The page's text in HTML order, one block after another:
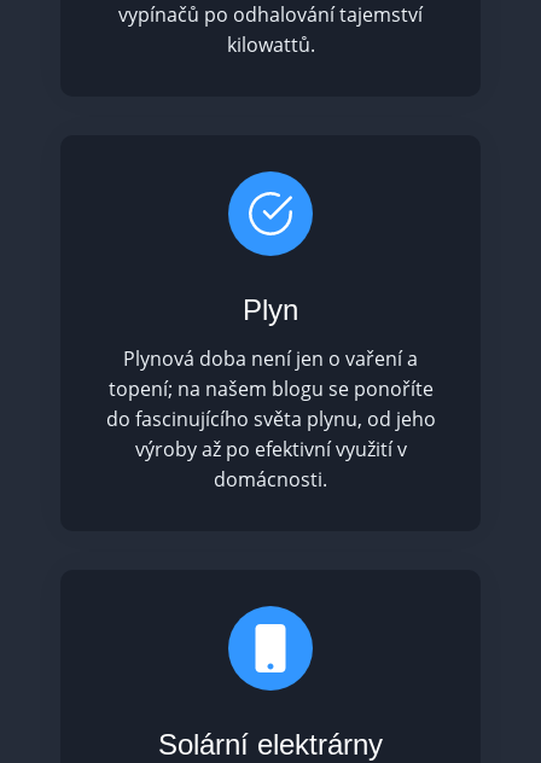
vypínačů po odhalování tajemství
kilowattů.
Plyn
Plynová doba není jen o vaření a
topení; na našem blogu se ponoříte
do fascinujícího světa plynu, od jeho
výroby až po efektivní využití v
domácnosti.
Solární elektrárny